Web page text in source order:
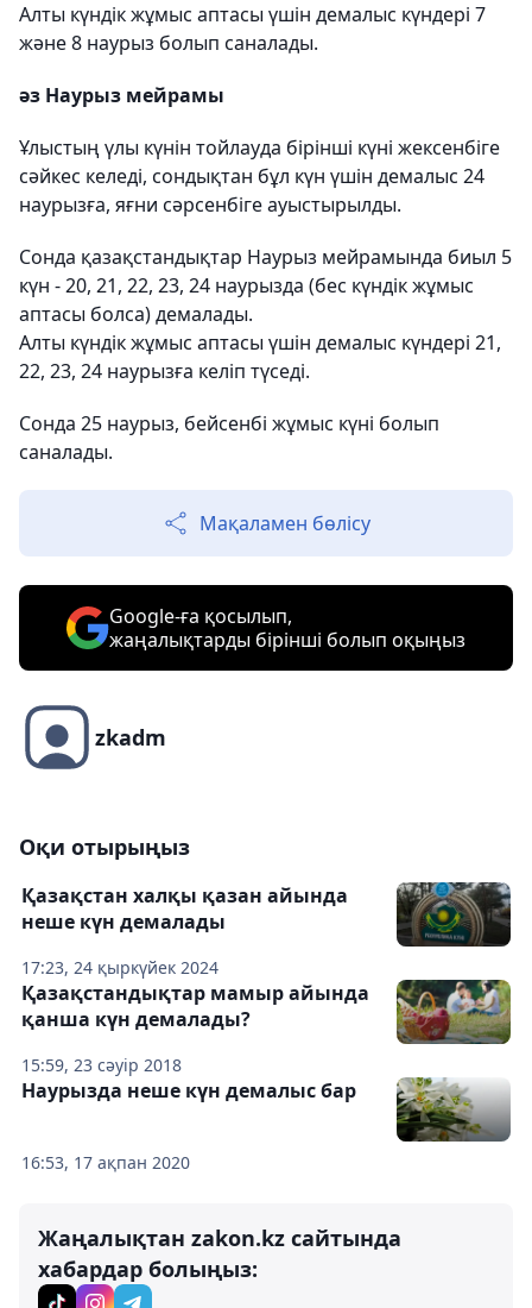
Алты күндік жұмыс аптасы үшін демалыс күндері 7
және 8 наурыз болып саналады.
әз Наурыз мейрамы
Ұлыстың үлы күнін тойлауда бірінші күні жексенбіге
сәйкес келеді, сондықтан бұл күн үшін демалыс 24
наурызға, яғни сәрсенбіге ауыстырылды.
Сонда қазақстандықтар Наурыз мейрамында биыл 5
күн - 20, 21, 22, 23, 24 наурызда (бес күндік жұмыс
аптасы болса) демалады.
Алты күндік жұмыс аптасы үшін демалыс күндері 21,
22, 23, 24 наурызға келіп түседі.
Сонда 25 наурыз, бейсенбі жұмыс күні болып
саналады.
Мақаламен бөлісу
Google-ға қосылып,
жаңалықтарды бірінші болып оқыңыз
zkadm
Оқи отырыңыз
17:23, 24 қыркүйек 2024
Қазақстан халқы қазан айында
неше күн демалады
15:59, 23 сәуір 2018
Қазақстандықтар мамыр айында
қанша күн демалады?
16:53, 17 ақпан 2020
Наурызда неше күн демалыс бар
Жаңалықтан zakon.kz сайтында
хабардар болыңыз: